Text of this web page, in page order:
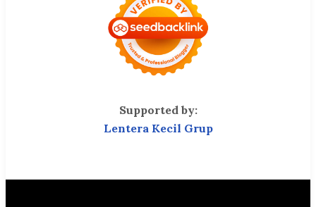
Supported by:
Lentera Kecil Grup